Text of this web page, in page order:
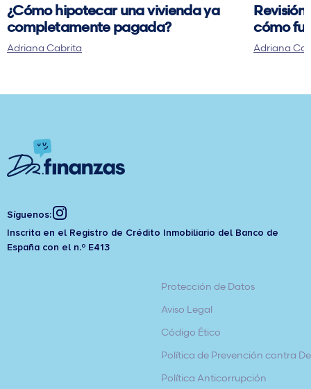
¿Cómo hipotecar una vivienda ya
completamente pagada?
Adriana Cabrita
cómo
Adriana
Síguenos:
Inscrita en el Registro de Crédito Inmobiliario del Banco de
España con el n.º E413
Protección de Datos
Aviso Legal
Código Ético
Política de Prevención contra
Política Anticorrupción